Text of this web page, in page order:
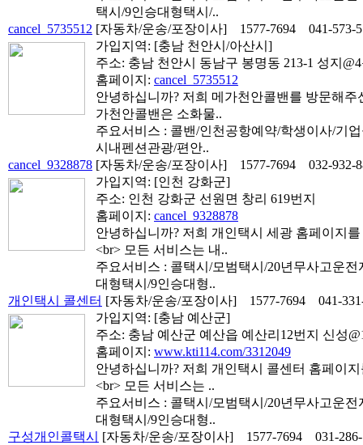
택시/9인승대형택시/..
cancel_5735512 [자동차/운송/포장이사] 1577-7694
041-573-
가입지역: [충남 천안시/아산시]
주소: 충남 천안시 동남구 봉명동 213-1 성지
홈페이지: cancel_5735512
안녕하십니까? 저희 메가천안콜밴를 방문해
가천안콜밴은 소화물..
주요서비스 : 콜밴/인천공항예약/학생이사/기
시내펜션관광/편안..
cancel_9328878 [자동차/운송/포장이사] 1577-7694
032-932-
가입지역: [인천 강화군]
주소: 인천 강화군 선원면 창리 619번지
홈페이지: cancel_9328878
안녕하십니까? 저희 개인택시 세광 홈페이지
<br> 모든 서비스는 내..
주요서비스 : 콜택시/모범택시/20년무사고운
대형택시/9인승대형..
개인택시 콜센터 [자동차/운송/포장이사] 1577-7694
041-
가입지역: [충남 예산군]
주소: 충남 예산군 예산읍 예산리12번지 신성
홈페이지: www.kti114.com/3312049
안녕하십니까? 저희 개인택시 콜센터 홈페이
<br> 모든 서비스는 ..
주요서비스 : 콜택시/모범택시/20년무사고운
대형택시/9인승대형..
구성개인콜택시
[자동차/운송/포장이사] 1577-7694
031-